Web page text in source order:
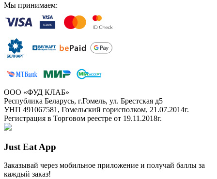
Мы принимаем:
ООО «ФУД КЛАБ»
Республика Беларусь, г.Гомель, ул. Брестская д5
УНП 491067581, Гомельский горисполком, 21.07.2014г.
Регистрация в Торговом реестре от 19.11.2018г.
Just Eat App
Заказывай через мобильное приложение и получай баллы за
каждый заказ!